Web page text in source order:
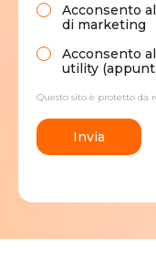
Acconsento
di marketing
Acconsento
utility
Questo sito è protetto da
Invia